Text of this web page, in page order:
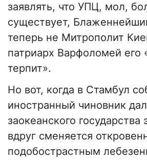
заявлять, что УПЦ, мол,
существует,
теперь не Митрополит
патриарх Варфоломей его
терпит».
Но вот, когда в Стамбул
иностранный чиновник
заокеанского государства
вдруг сменяется
подобострастным